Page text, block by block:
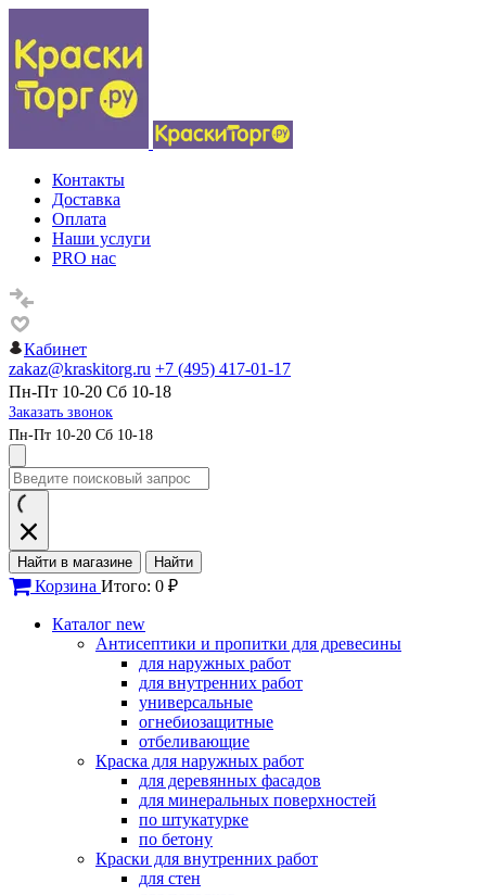
Контакты
Доставка
Оплата
Наши услуги
PRO нас
Кабинет
zakaz@kraskitorg.ru +7 (495) 417-01-17
Пн-Пт 10-20 Сб 10-18
Заказать звонок
Пн-Пт 10-20 Сб 10-18
Найти в магазине Найти
Корзина Итого: 0 ₽
Каталог new
Антисептики и пропитки для древесины
для наружных работ
для внутренних работ
универсальные
огнебиозащитные
отбеливающие
Краска для наружных работ
для деревянных фасадов
для минеральных поверхностей
по штукатурке
по бетону
Краски для внутренних работ
для стен